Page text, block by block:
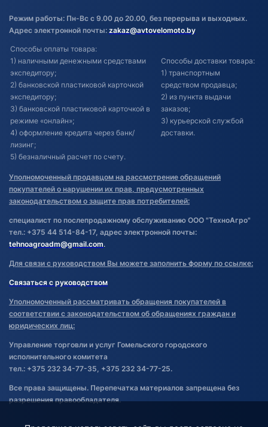
Режим работы: Пн-Вс с 9.00 до 20.00, без перерыва и выходных.
Адрес электронной почты: zakaz@avtovelomoto.by
Способы оплаты товара:
1) наличными денежными средствами
экспедитору;
2) банковской пластиковой карточкой
экспедитору;
3) банковской пластиковой карточкой в
режиме «онлайн»;
4) оформление кредита через банк/
лизинг;
5) безналичный расчет по счету.
Способы доставки товара:
1) транспортным
средством продавца;
2) из пункта выдачи
заказов;
3) курьерской службой
доставки.
Уполномоченный продавцом на рассмотрение обращений
покупателей о нарушении их прав, предусмотренных
законодательством о защите прав потребителей:
специалист по послепродажному обслуживанию ООО "ТехноАгро"
тел.: +375 44 514-84-17, адрес электронной почты:
tehnoagroadm@gmail.com.
Для связи с руководством Вы можете заполнить форму по ссылке:
Связаться с руководством
Уполномоченный рассматривать обращения покупателей в
соответствии с законодательством об обращениях граждан и
юридических лиц:
Управление торговли и услуг Гомельского городского
исполнительного комитета
тел.: +375 232 34-77-35, +375 232 34-77-25.
Все права защищены. Перепечатка материалов запрещена без
разрешения правообладателя.